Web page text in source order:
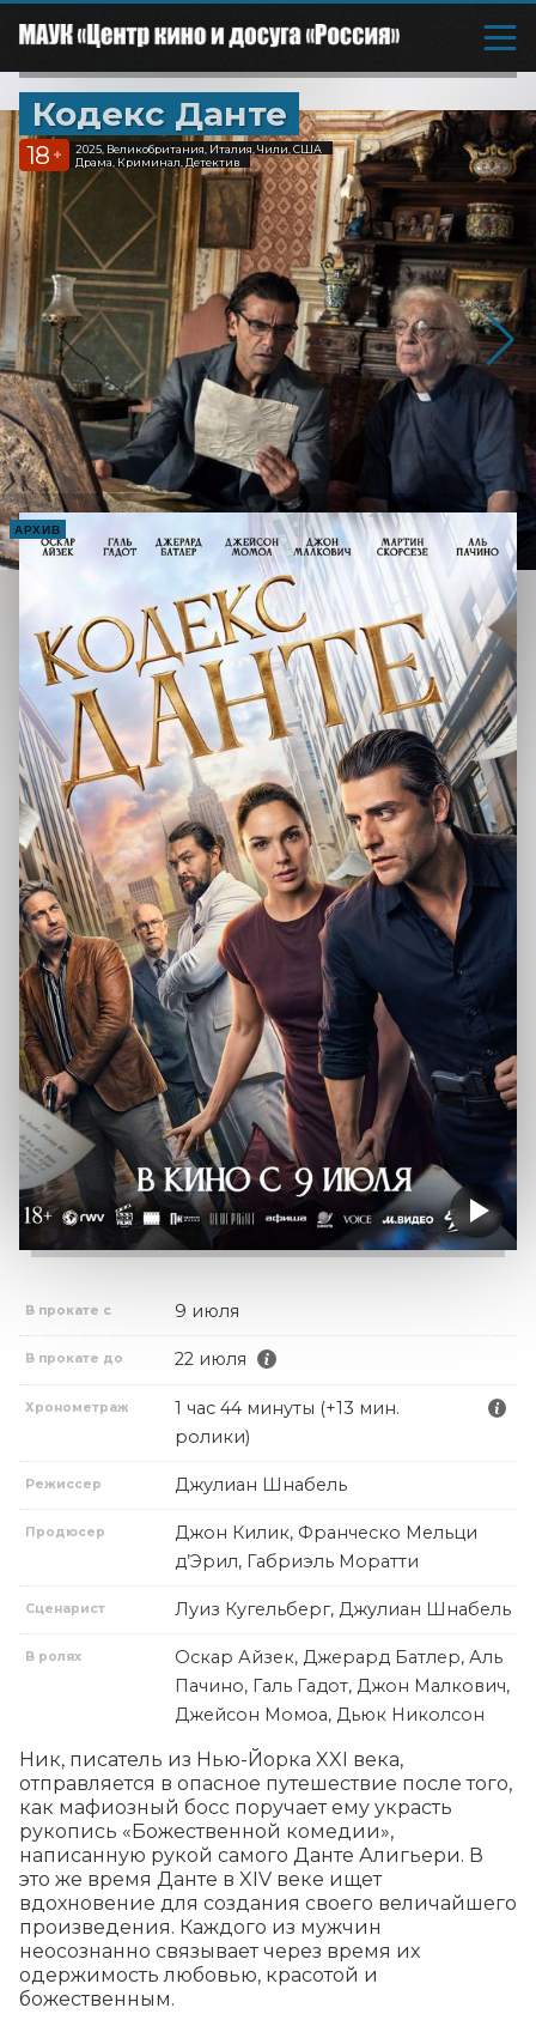
Кодекс Данте
18 +
2025, Великобритания, Италия, Чили, США
Драма, Криминал, Детектив
АРХИВ
В прокате с 9 июля
В прокате до 22 июля
Хронометраж
1 час 44 минуты (+13 мин.
ролики)
Режиссер Джулиан Шнабель
Продюсер
Джон Килик, Франческо Мельци
д’Эрил, Габриэль Моратти
Сценарист Луиз Кугельберг, Джулиан Шнабель
В ролях
Оскар Айзек, Джерард Батлер, Аль
Пачино, Галь Гадот, Джон Малкович,
Джейсон Момоа, Дьюк Николсон
Ник, писатель из Нью-Йорка XXI века,
отправляется в опасное путешествие после того,
как мафиозный босс поручает ему украсть
рукопись «Божественной комедии»,
написанную рукой самого Данте Алигьери. В
это же время Данте в XIV веке ищет
вдохновение для создания своего величайшего
произведения. Каждого из мужчин
неосознанно связывает через время их
одержимость любовью, красотой и
божественным.